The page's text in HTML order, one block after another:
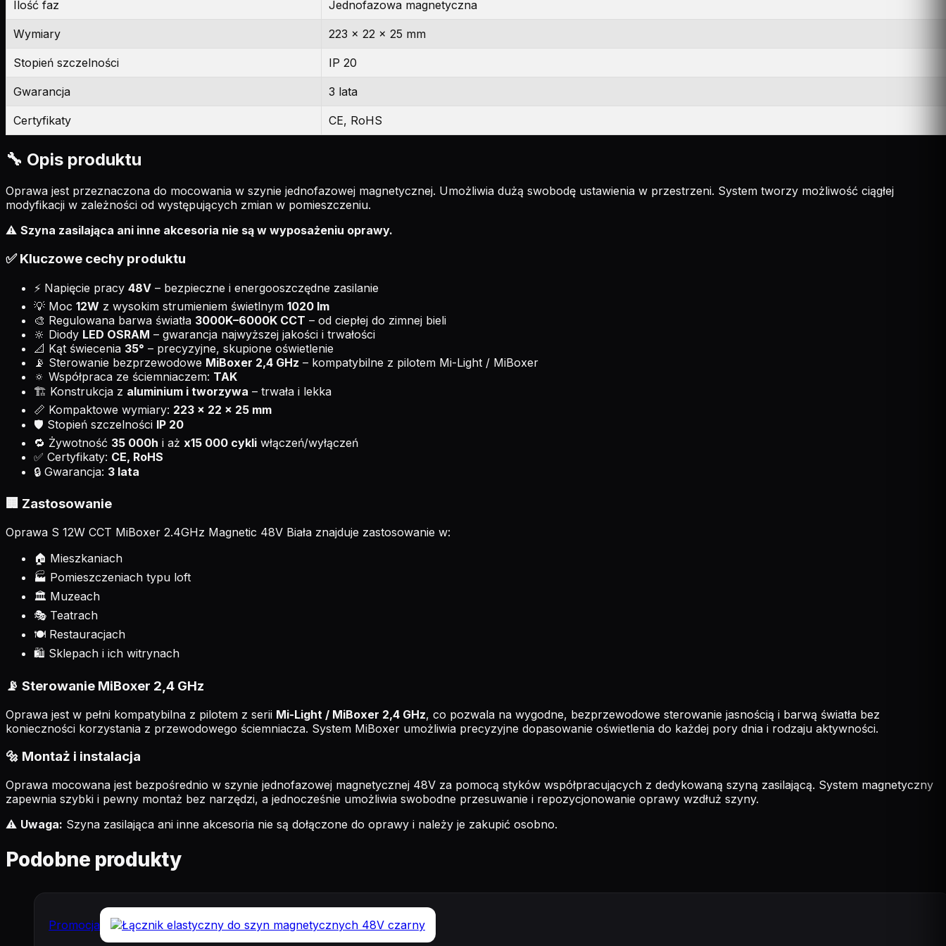
Ilość faz Jednofazowa magnetyczna
Wymiary 223 x 22 x 25 mm
Stopień szczelności IP 20
Gwarancja 3 lata
Certyfikaty CE, RoHS
🔧 Opis produktu
Oprawa jest przeznaczona do mocowania w szynie jednofazowej magnetycznej. Umożliwia dużą swobodę ustawienia w przestrzeni. System tworzy możliwość ciągłej
modyfikacji w zależności od występujących zmian w pomieszczeniu.
⚠️ Szyna zasilająca ani inne akcesoria nie są w wyposażeniu oprawy.
✅ Kluczowe cechy produktu
⚡ Napięcie pracy 48V – bezpieczne i energooszczędne zasilanie
💡 Moc 12W z wysokim strumieniem świetlnym 1020 lm
🎨 Regulowana barwa światła 3000K–6000K CCT – od ciepłej do zimnej bieli
🔆 Diody LED OSRAM – gwarancja najwyższej jakości i trwałości
📐 Kąt świecenia 35° – precyzyjne, skupione oświetlenie
📡 Sterowanie bezprzewodowe MiBoxer 2,4 GHz – kompatybilne z pilotem Mi-Light / MiBoxer
🔅 Współpraca ze ściemniaczem: TAK
🏗️ Konstrukcja z aluminium i tworzywa – trwała i lekka
📏 Kompaktowe wymiary: 223 x 22 x 25 mm
🛡️ Stopień szczelności IP 20
🔁 Żywotność 35 000h i aż x15 000 cykli włączeń/wyłączeń
✅ Certyfikaty: CE, RoHS
🔒 Gwarancja: 3 lata
🏢 Zastosowanie
Oprawa S 12W CCT MiBoxer 2.4GHz Magnetic 48V Biała znajduje zastosowanie w:
🏠 Mieszkaniach
🏭 Pomieszczeniach typu loft
🏛️ Muzeach
🎭 Teatrach
🍽️ Restauracjach
🛍️ Sklepach i ich witrynach
📡 Sterowanie MiBoxer 2,4 GHz
Oprawa jest w pełni kompatybilna z pilotem z serii Mi-Light / MiBoxer 2,4 GHz, co pozwala na wygodne, bezprzewodowe sterowanie jasnością i barwą światła bez
konieczności korzystania z przewodowego ściemniacza. System MiBoxer umożliwia precyzyjne dopasowanie oświetlenia do każdej pory dnia i rodzaju aktywności.
🔩 Montaż i instalacja
Oprawa mocowana jest bezpośrednio w szynie jednofazowej magnetycznej 48V za pomocą styków współpracujących z dedykowaną szyną zasilającą. System magnetyczny
zapewnia szybki i pewny montaż bez narzędzi, a jednocześnie umożliwia swobodne przesuwanie i repozycjonowanie oprawy wzdłuż szyny.
⚠️ Uwaga: Szyna zasilająca ani inne akcesoria nie są dołączone do oprawy i należy je zakupić osobno.
Podobne produkty
Promocja